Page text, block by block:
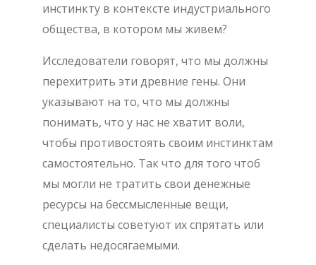
инстинкту в контексте индустриального
общества, в котором мы живем?
Исследователи говорят, что мы должны
перехитрить эти древние гены. Они
указывают на то, что мы должны
понимать, что у нас не хватит воли,
чтобы противостоять своим инстинктам
самостоятельно. Так что для того чтоб
мы могли не тратить свои денежные
ресурсы на бессмысленные вещи,
специалисты советуют их спрятать или
сделать недосягаемыми.